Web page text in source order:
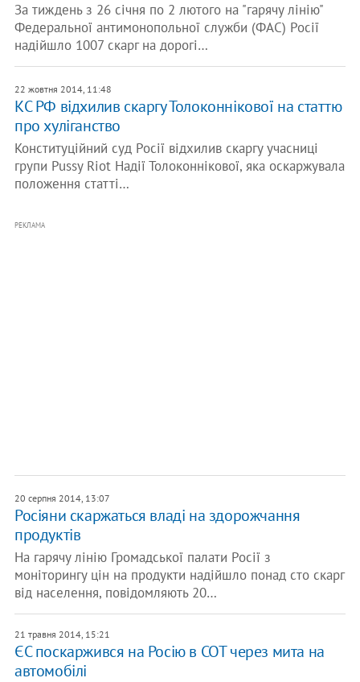
За тиждень з 26 січня по 2 лютого на "гарячу лінію"
Федеральної антимонопольної служби (ФАС) Росії
надійшло 1007 скарг на дорогі…
22 жовтня 2014, 11:48
КС РФ відхилив скаргу Толоконнікової на статтю
про хуліганство
Конституційний суд Росії відхилив скаргу учасниці
групи Pussy Riot Надії Толоконнікової, яка оскаржувала
положення статті…
РЕКЛАМА
20 серпня 2014, 13:07
Росіяни скаржаться владі на здорожчання
продуктів
На гарячу лінію Громадської палати Росії з
моніторингу цін на продукти надійшло понад сто скарг
від населення, повідомляють 20…
21 травня 2014, 15:21
ЄС поскаржився на Росію в СОТ через мита на
автомобілі